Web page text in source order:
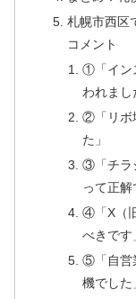
札幌市西区
コメント
①「イン
われまし
②「リボ
た」
③「チラ
って正解
④「X（
べきです
⑤「自営
機でした